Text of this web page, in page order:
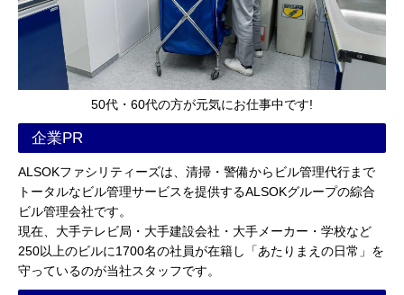
50代・60代の方が元気にお仕事中です!
企業PR
ALSOKファシリティーズは、清掃・警備からビル管理代行まで
トータルなビル管理サービスを提供するALSOKグループの綜合
ビル管理会社です。
現在、大手テレビ局・大手建設会社・大手メーカー・学校など
250以上のビルに1700名の社員が在籍し「あたりまえの日常」を
守っているのが当社スタッフです。